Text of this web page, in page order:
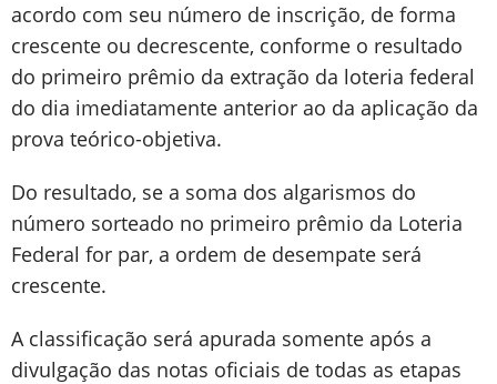
acordo com seu número de inscrição, de forma
crescente ou decrescente, conforme o resultado
do primeiro prêmio da extração da loteria federal
do dia imediatamente anterior ao da aplicação da
prova teórico-objetiva.
Do resultado, se a soma dos algarismos do
número sorteado no primeiro prêmio da Loteria
Federal for par, a ordem de desempate será
crescente.
A classificação será apurada somente após a
divulgação das notas oficiais de todas as etapas